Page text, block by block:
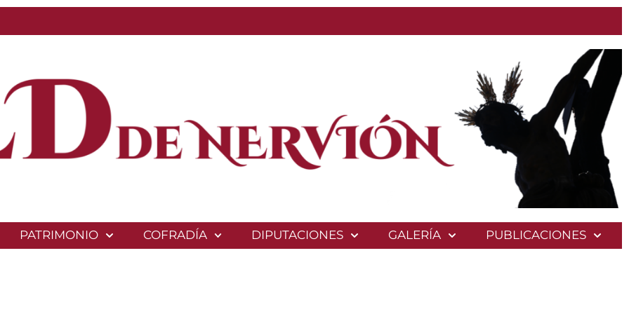
PATRIMONIO COFRADÍA DIPUTACIONES GALERÍA PUBLICACIONES